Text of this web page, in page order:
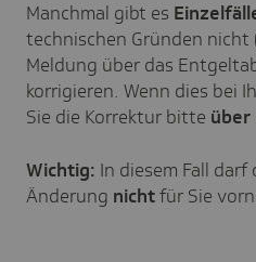
Manchmal gibt es
technischen Gründen
Meldung über das
korrigieren. Wenn dies bei
Sie die Korrektur bitte über
Wichtig: In diesem Fall
Änderung nichtfür Sie